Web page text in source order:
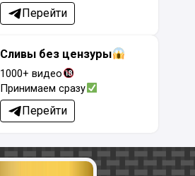
Перейти
Сливы без цензуры
1000+ видео
Принимаем сразу
Перейти